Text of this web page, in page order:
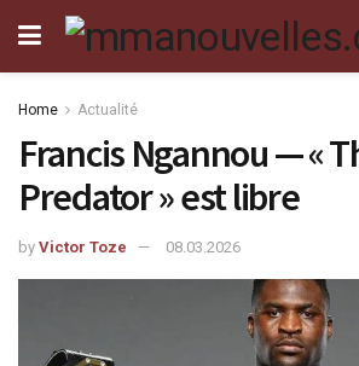
Home Actualité
Francis Ngannou — «
Predator » est libre
by Victor Toze 08.03.2026